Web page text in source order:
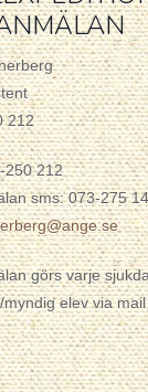
212
250 212
sms: 073-275
görs varje
myndig elev via